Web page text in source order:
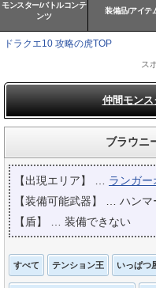
モンスター/バトルコンテ
ンツ
装備品/アイテ
ドラクエ10 攻略の虎TOP
ス
仲間モン
ブラウニ
【出現エリア】 … ランガー
【装備可能武器】 … ハンマ
【盾】 … 装備できない
すべて テンション王 いっぱつ